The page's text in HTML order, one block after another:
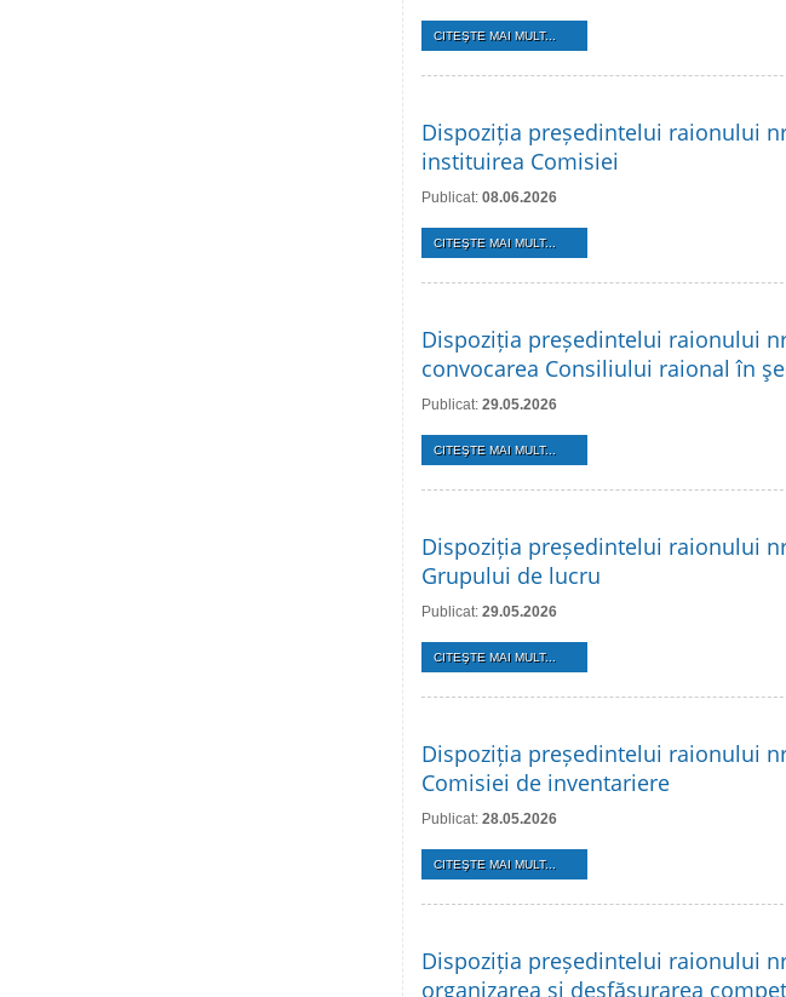
CITEŞTE MAI MULT...
Dispoziția președintelui raionului
instituirea Comisiei
Publicat: 08.06.2026
CITEŞTE MAI MULT...
Dispoziția președintelui raionului
convocarea Consiliului raional în
Publicat: 29.05.2026
CITEŞTE MAI MULT...
Dispoziția președintelui raionului
Grupului de lucru
Publicat: 29.05.2026
CITEŞTE MAI MULT...
Dispoziția președintelui raionului
Comisiei de inventariere
Publicat: 28.05.2026
CITEŞTE MAI MULT...
Dispoziția președintelui raionului
organizarea și desfășurarea